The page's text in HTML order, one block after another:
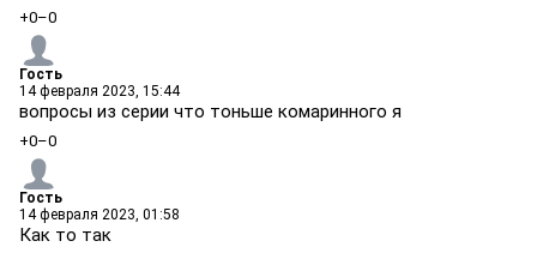
+0–0
Гость
14 февраля 2023, 15:44
вопросы из серии что тоньше комаринного я
+0–0
Гость
14 февраля 2023, 01:58
Как то так